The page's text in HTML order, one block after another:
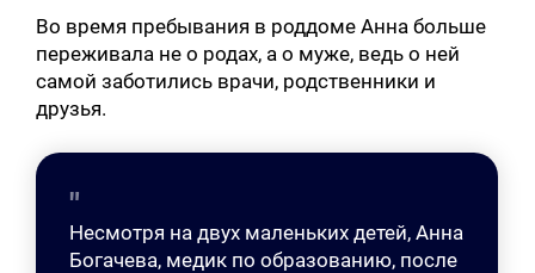
Во время пребывания в роддоме Анна больше
переживала не о родах, а о муже, ведь о ней
самой заботились врачи, родственники и
друзья.
Несмотря на двух маленьких детей, Анна
Богачева, медик по образованию, после